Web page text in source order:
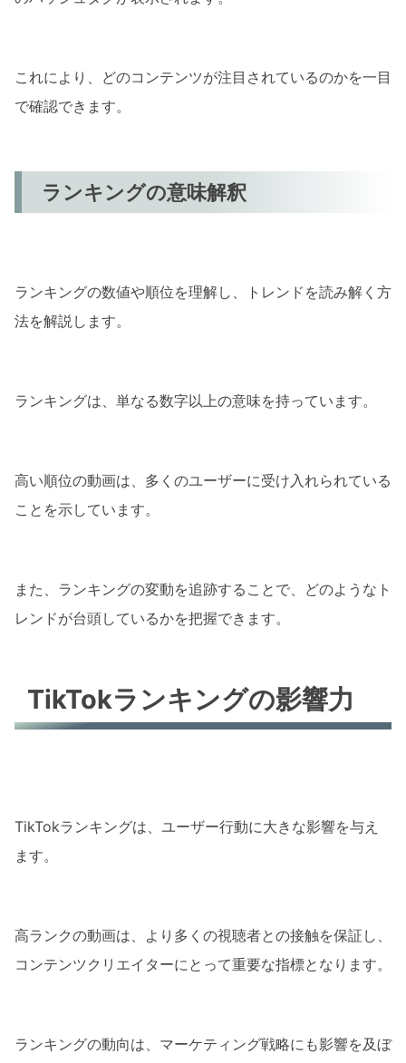
これにより、どのコンテンツが注目されているのかを一目
で確認できます。
ランキングの意味解釈
ランキングの数値や順位を理解し、トレンドを読み解く方
法を解説します。
ランキングは、単なる数字以上の意味を持っています。
高い順位の動画は、多くのユーザーに受け入れられている
ことを示しています。
また、ランキングの変動を追跡することで、どのようなト
レンドが台頭しているかを把握できます。
TikTokランキングの影響力
TikTokランキングは、ユーザー行動に大きな影響を与え
ます。
高ランクの動画は、より多くの視聴者との接触を保証し、
コンテンツクリエイターにとって重要な指標となります。
ランキングの動向は、マーケティング戦略にも影響を及ぼ